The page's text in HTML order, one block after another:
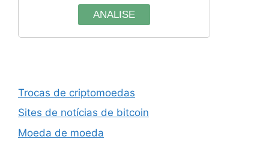
ANALISE
Trocas de criptomoedas
Sites de notícias de bitcoin
Moeda de moeda